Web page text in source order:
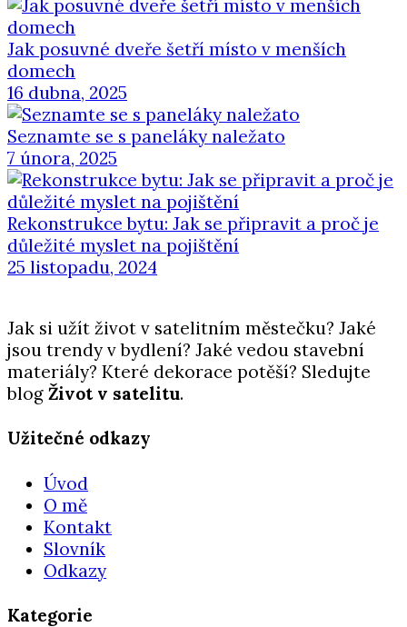
Jak posuvné dveře šetří místo v menších
domech
16 dubna, 2025
Seznamte se s paneláky naležato
7 února, 2025
Rekonstrukce bytu: Jak se připravit a proč je
důležité myslet na pojištění
25 listopadu, 2024
Jak si užít život v satelitním městečku? Jaké
jsou trendy v bydlení? Jaké vedou stavební
materiály? Které dekorace potěší? Sledujte
blog Život v satelitu.
Užitečné odkazy
Úvod
O mě
Kontakt
Slovník
Odkazy
Kategorie